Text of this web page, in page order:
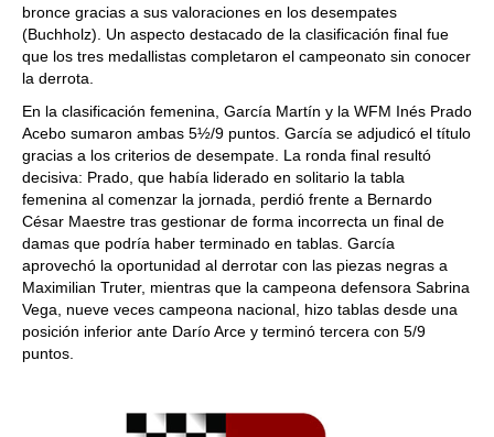
bronce gracias a sus valoraciones en los desempates
(Buchholz). Un aspecto destacado de la clasificación final fue
que los tres medallistas completaron el campeonato sin conocer
la derrota.
En la clasificación femenina, García Martín y la WFM Inés Prado
Acebo sumaron ambas 5½/9 puntos. García se adjudicó el título
gracias a los criterios de desempate. La ronda final resultó
decisiva: Prado, que había liderado en solitario la tabla
femenina al comenzar la jornada, perdió frente a Bernardo
César Maestre tras gestionar de forma incorrecta un final de
damas que podría haber terminado en tablas. García
aprovechó la oportunidad al derrotar con las piezas negras a
Maximilian Truter, mientras que la campeona defensora Sabrina
Vega, nueve veces campeona nacional, hizo tablas desde una
posición inferior ante Darío Arce y terminó tercera con 5/9
puntos.